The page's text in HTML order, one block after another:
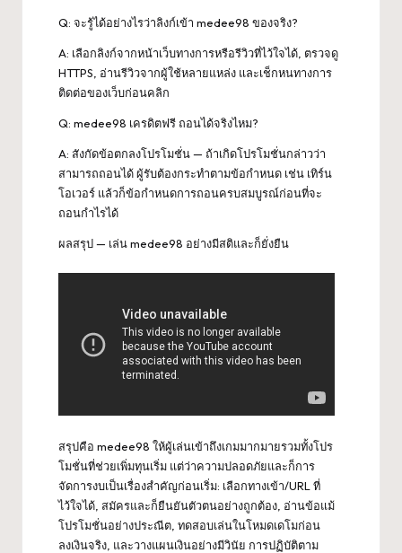
Q: จะรู้ได้อย่างไรว่าลิงก์เข้า medee98 ของจริง?
A: เลือกลิงก์จากหน้าเว็บทางการหรือรีวิวที่ไว้ใจได้, ตรวจดู
HTTPS, อ่านรีวิวจากผู้ใช้หลายแหล่ง และเช็กหนทางการ
ติดต่อของเว็บก่อนคลิก
Q: medee98 เครดิตฟรี ถอนได้จริงไหม?
A: สังกัดข้อตกลงโปรโมชั่น — ถ้าเกิดโปรโมชั่นกล่าวว่า
สามารถถอนได้ ผู้รับต้องกระทำตามข้อกำหนด เช่น เทิร์น
โอเวอร์ แล้วก็ข้อกำหนดการถอนครบสมบูรณ์ก่อนที่จะ
ถอนกำไรได้
ผลสรุป — เล่นmedee98 อย่างมีสติและก็ยั่งยืน
สรุปคือ medee98 ให้ผู้เล่นเข้าถึงเกมมากมายรวมทั้งโปร
โมชั่นที่ช่วยเพิ่มทุนเริ่ม แต่ว่าความปลอดภัยและก็การ
จัดการงบเป็นเรื่องสำคัญก่อนเริ่ม: เลือกทางเข้า/URL ที่
ไว้ใจได้, สมัครและก็ยืนยันตัวตนอย่างถูกต้อง, อ่านข้อแม้
โปรโมชั่นอย่างประณีต, ทดสอบเล่นในโหมดเดโมก่อน
ลงเงินจริง, และวางแผนเงินอย่างมีวินัย การปฏิบัติตาม